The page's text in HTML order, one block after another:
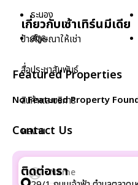
ระนอง
สตูล
Featured Properties
No Featured Property
Contact Us
เกี่ยวกับเซ้าเทิร์นมีเดีย
ป้ายโฆษณาให้เช่า
สื่อประชาสัมพันธ์
สินค้าและบริการ
ผลงาน
ติดต่อเรา